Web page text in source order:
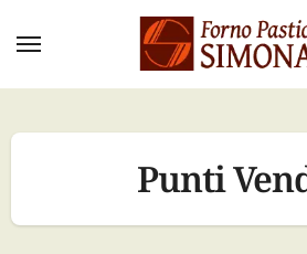
contenuto
Punti